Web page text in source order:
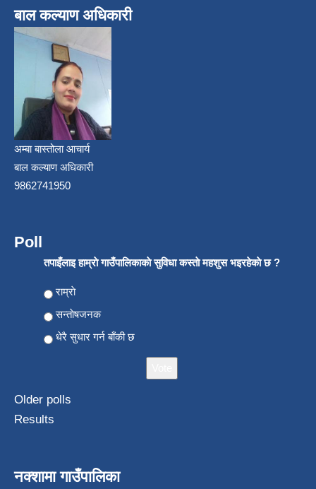
बाल कल्याण अधिकारी
अम्बा बास्तोला आचार्य
बाल कल्याण अधिकारी
9862741950
Poll
तपाइँलाइ हाम्राे गाउँपालिकाकाे सुविधा कस्ताे महशुस भइरहेकाे छ ?
Choices
राम्राे
सन्ताेषजनक
धेरै सुधार गर्न बाँकी छ
Older polls
Results
नक्शामा गाउँपालिका